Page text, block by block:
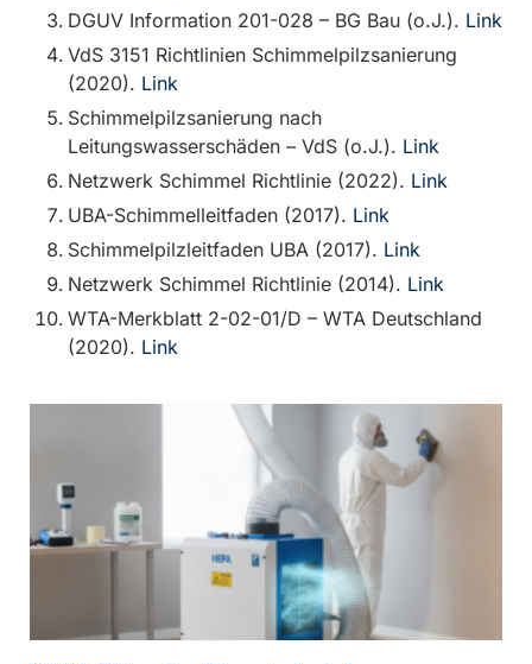
DGUV Information 201-028 – BG Bau (o.J.). Link
VdS 3151 Richtlinien Schimmelpilzsanierung
(2020). Link
Schimmelpilzsanierung nach
Leitungswasserschäden – VdS (o.J.). Link
Netzwerk Schimmel Richtlinie (2022). Link
UBA-Schimmelleitfaden (2017). Link
Schimmelpilzleitfaden UBA (2017). Link
Netzwerk Schimmel Richtlinie (2014). Link
WTA-Merkblatt 2-02-01/D – WTA Deutschland
(2020). Link